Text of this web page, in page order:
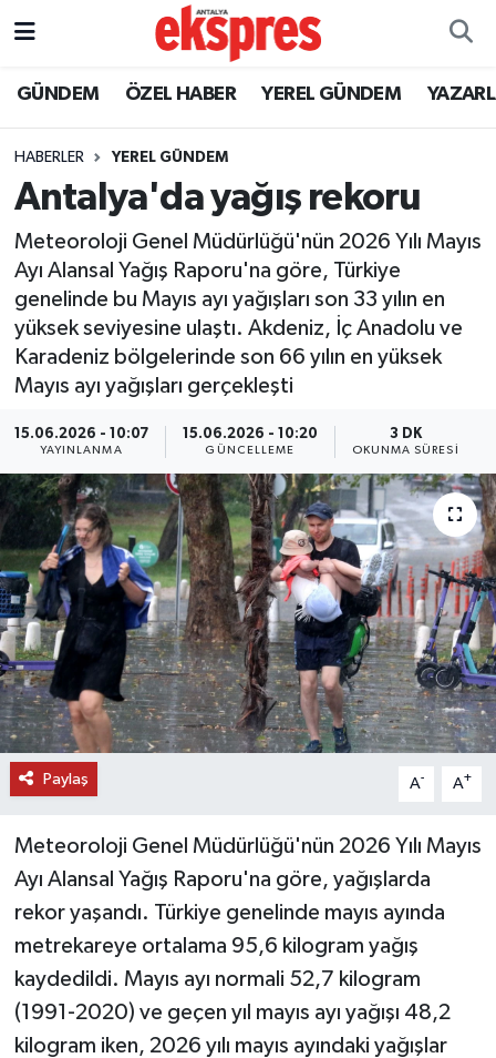
GÜNDEM ÖZEL HABER YEREL GÜNDEM
HABERLER YEREL GÜNDEM
Antalya'da yağış rekoru
Meteoroloji Genel Müdürlüğü'nün 2026 Yılı Mayıs
Ayı Alansal Yağış Raporu'na göre, Türkiye
genelinde bu Mayıs ayı yağışları son 33 yılın en
yüksek seviyesine ulaştı. Akdeniz, İç Anadolu ve
Karadeniz bölgelerinde son 66 yılın en yüksek
Mayıs ayı yağışları gerçekleşti
15.06.2026 - 10:07
YAYINLANMA
15.06.2026 - 10:20
GÜNCELLEME
3 DK
OKUNMA SÜRESI
Paylaş A- A+
Meteoroloji Genel Müdürlüğü'nün 2026 Yılı Mayıs
Ayı Alansal Yağış Raporu'na göre, yağışlarda
rekor yaşandı. Türkiye genelinde mayıs ayında
metrekareye ortalama 95,6 kilogram yağış
kaydedildi. Mayıs ayı normali 52,7 kilogram
(1991-2020) ve geçen yıl mayıs ayı yağışı 48,2
kilogram iken, 2026 yılı mayıs ayındaki yağışlar
ÖZEL HABER
YEREL GÜNDEM
EKONOMİ
KÜLTÜR - SANAT
SPOR
SİYASET
SAĞLIK
DÜNYA
EĞİTİM
TURİZM
RÖPORTAJ
VİDEO HABERLER
RESMİ İLAN
Nöbetçi Eczaneler
Trafik Durumu
Süper Lig Puan Durumu ve Fikstür
Tüm Manşetler
Son Dakika Haberleri
Haber Arşivi